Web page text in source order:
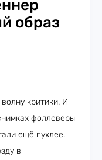
образ
критики. И
фолловеры
ещё пухлее.
в